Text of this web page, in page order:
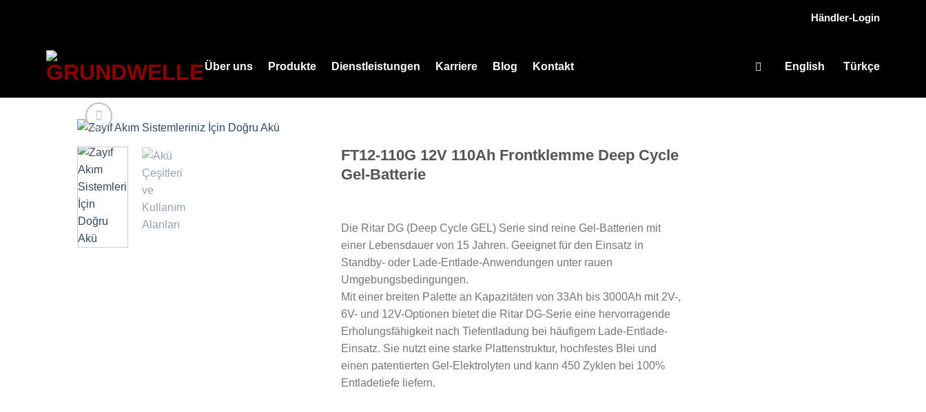
Händler-Login
Über uns Produkte Dienstleistungen Karriere Blog Kontakt English Türkçe
FT12-110G 12V 110Ah Frontklemme Deep Cycle
Gel-Batterie
Die Ritar DG (Deep Cycle GEL) Serie sind reine Gel-Batterien mit
einer Lebensdauer von 15 Jahren. Geeignet für den Einsatz in
Standby- oder Lade-Entlade-Anwendungen unter rauen
Umgebungsbedingungen.
Mit einer breiten Palette an Kapazitäten von 33Ah bis 3000Ah mit 2V-,
6V- und 12V-Optionen bietet die Ritar DG-Serie eine hervorragende
Erholungsfähigkeit nach Tiefentladung bei häufigem Lade-Entlade-
Einsatz. Sie nutzt eine starke Plattenstruktur, hochfestes Blei und
einen patentierten Gel-Elektrolyten und kann 450 Zyklen bei 100%
Entladetiefe liefern.